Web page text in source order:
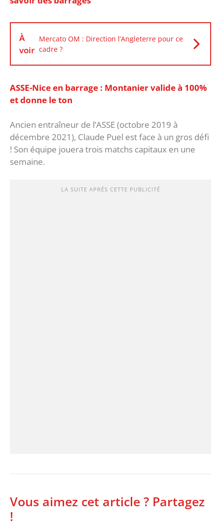
À
voir
Mercato OM : Direction l’Angleterre pour ce
cadre ?
ASSE-Nice en barrage : Montanier valide à 100%
et donne le ton
Ancien entraîneur de l’ASSE (octobre 2019 à
décembre 2021), Claude Puel est face à un gros défi
! Son équipe jouera trois matchs capitaux en une
semaine.
LA SUITE APRÈS CETTE PUBLICITÉ
Vous aimez cet article ? Partagez
!